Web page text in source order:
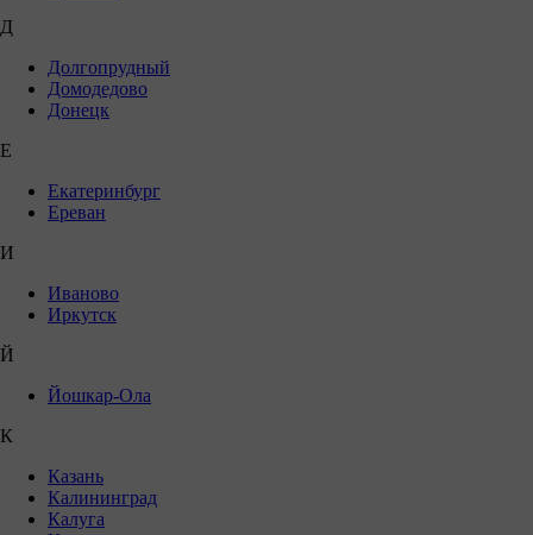
Д
Долгопрудный
Домодедово
Донецк
Е
Екатеринбург
Ереван
И
Иваново
Иркутск
Й
Йошкар-Ола
К
Казань
Калининград
Калуга